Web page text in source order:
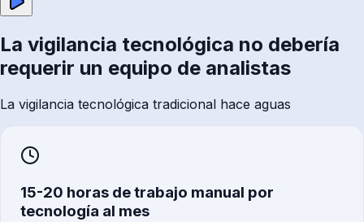
La vigilancia tecnológica no debería
requerir un equipo de analistas
La vigilancia tecnológica tradicional hace aguas
15-20 horas de trabajo manual por
tecnología al mes